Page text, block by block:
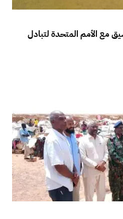
مع الأمم المتحدة لتبادل